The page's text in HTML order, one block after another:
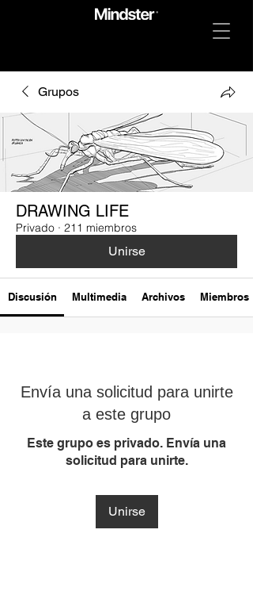
Grupos
DRAWING LIFE
Privado · 211 miembros
Unirse
Discusión Multimedia Archivos Miembros
Envía una solicitud para unirte
a este grupo
Este grupo es privado. Envía una
solicitud para unirte.
Unirse